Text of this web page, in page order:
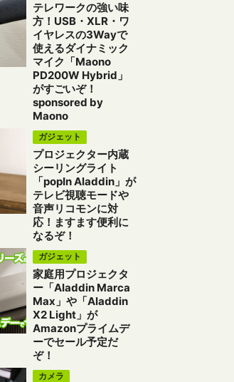
テレワークの強い味
方！USB・XLR・ワ
イヤレスの3Wayで
使えるダイナミック
マイク「Maono
PD200W Hybrid」
がすごいぞ！
sponsored by
Maono
ガジェット
プロジェクター内蔵
シーリングライト
「popIn Aladdin」が
テレビ視聴モードや
音声リコモンに対
応！ますます便利に
なるぞ！
ガジェット
家庭用プロジェクタ
ー「Aladdin Marca
Max」や「Aladdin
X2 Light」が
Amazonプライムデ
ーでセール予定だ
ぞ！
カメラ